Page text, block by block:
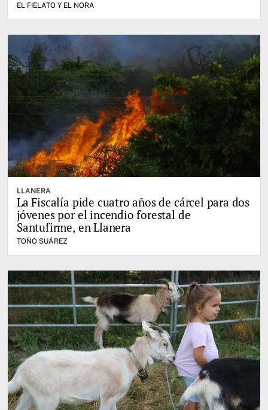
EL FIELATO Y EL NORA
LLANERA
La Fiscalía pide cuatro años de cárcel para dos
jóvenes por el incendio forestal de
Santufirme, en Llanera
TOÑO SUÁREZ